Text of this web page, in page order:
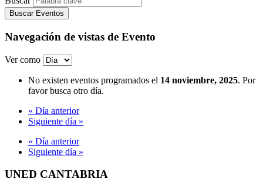
Navegación de vistas de Evento
Ver como
No existen eventos programados el 14 noviembre, 2025. Por
favor busca otro día.
« Día anterior
Siguiente día »
« Día anterior
Siguiente día »
UNED CANTABRIA